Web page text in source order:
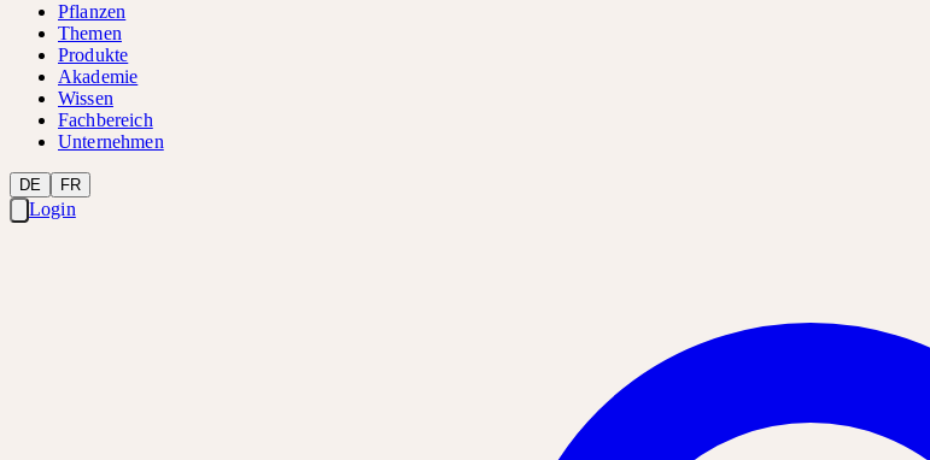
Pflanzen
Themen
Produkte
Akademie
Wissen
Fachbereich
Unternehmen
DE FR
Login